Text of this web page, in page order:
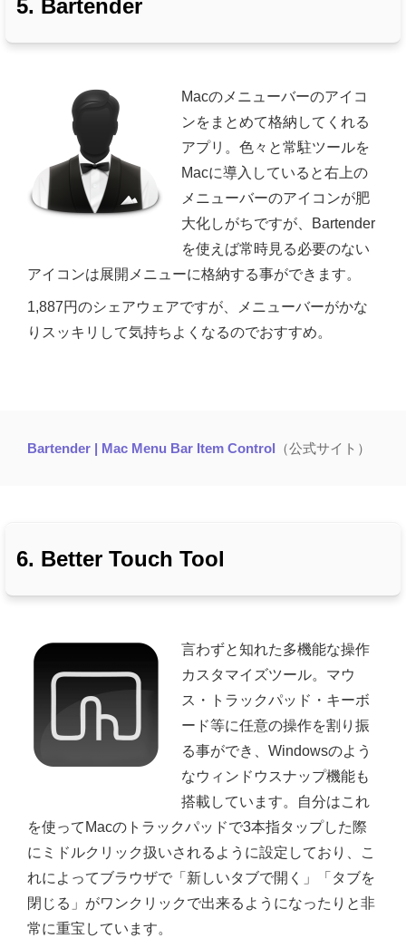
5. Bartender
Macのメニューバーのアイコ
ンをまとめて格納してくれる
アプリ。色々と常駐ツールを
Macに導入していると右上の
メニューバーのアイコンが肥
大化しがちですが、Bartender
を使えば常時見る必要のない
アイコンは展開メニューに格納する事ができます。
1,887円のシェアウェアですが、メニューバーがかな
りスッキリして気持ちよくなるのでおすすめ。
Bartender | Mac Menu Bar Item Control （公式サイト）
6. Better Touch Tool
言わずと知れた多機能な操作
カスタマイズツール。マウ
ス・トラックパッド・キーボ
ード等に任意の操作を割り振
る事ができ、Windowsのよう
なウィンドウスナップ機能も
搭載しています。自分はこれ
を使ってMacのトラックパッドで3本指タップした際
にミドルクリック扱いされるように設定しており、こ
れによってブラウザで「新しいタブで開く」「タブを
閉じる」がワンクリックで出来るようになったりと非
常に重宝しています。